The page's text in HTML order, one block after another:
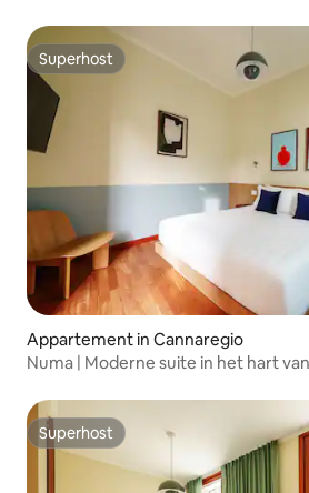
Superhost
Superhost
Appartement in Cannaregio
Numa | Moderne suite in het hart
Superhost
Superhost